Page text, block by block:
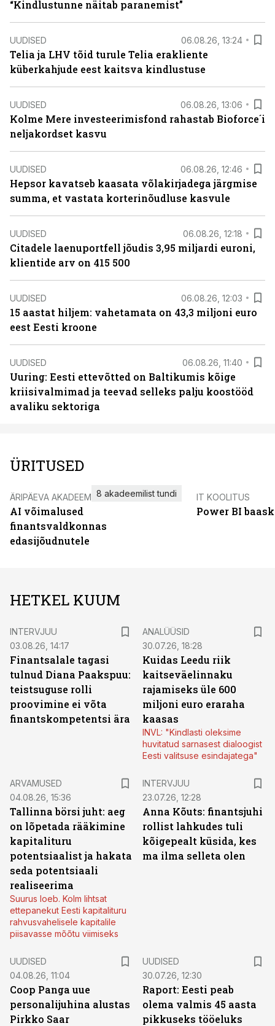
“Kindlustunne näitab paranemist”
UUDISED 06.08.26, 13:24
Telia ja LHV tõid turule Telia erakliente
küberkahjude eest kaitsva kindlustuse
UUDISED 06.08.26, 13:06
Kolme Mere investeerimisfond rahastab Bioforce´i
neljakordset kasvu
UUDISED 06.08.26, 12:46
Hepsor kavatseb kaasata võlakirjadega järgmise
summa, et vastata korterinõudluse kasvule
UUDISED 06.08.26, 12:18
Citadele laenuportfell jõudis 3,95 miljardi euroni,
klientide arv on 415 500
UUDISED 06.08.26, 12:03
15 aastat hiljem: vahetamata on 43,3 miljoni euro
eest Eesti kroone
UUDISED 06.08.26, 11:40
Uuring: Eesti ettevõtted on Baltikumis kõige
kriisivalmimad ja teevad selleks palju koostööd
avaliku sektoriga
ÜRITUSED
ÄRIPÄEVA AKADEEMIA
AI võimalused
finantsvaldkonnas
edasijõudnutele
8 akadeemilist tundi IT KOOLITUS
Power BI
HETKEL KUUM
INTERVJUU
03.08.26, 14:17
Finantsalale tagasi
tulnud Diana Paakspuu:
teistsuguse rolli
proovimine ei võta
finantskompetentsi ära
ANALÜÜSID
30.07.26, 18:28
Kuidas Leedu riik
kaitseväelinnaku
rajamiseks üle 600
miljoni euro eraraha
kaasas
INVL: "Kindlasti oleksime
huvitatud sarnasest dialoogist
Eesti valitsuse esindajatega"
ARVAMUSED
04.08.26, 15:36
Tallinna börsi juht: aeg
on lõpetada rääkimine
kapitalituru
potentsiaalist ja hakata
seda potentsiaali
realiseerima
Suurus loeb. Kolm lihtsat
ettepanekut Eesti kapitalituru
rahvusvahelisele kapitalile
piisavasse mõõtu viimiseks
INTERVJUU
23.07.26, 12:28
Anna Kõuts: finantsjuhi
rollist lahkudes tuli
kõigepealt küsida, kes
ma ilma selleta olen
UUDISED
04.08.26, 11:04
Coop Panga uue
personalijuhina alustas
Pirkko Saar
UUDISED
30.07.26, 12:30
Raport: Eesti peab
olema valmis 45 aasta
pikkuseks tööeluks